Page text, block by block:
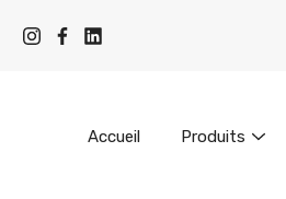
contenu
Accueil Produits